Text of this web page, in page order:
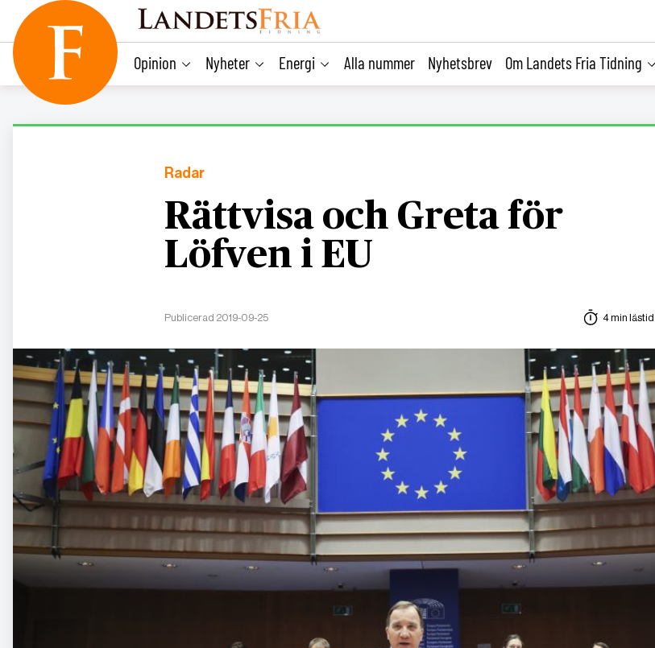
content
Opinion Nyheter Energi Alla nummer Nyhetsbrev Om Landets Fria Tidning
Radar
Rättvisa och Greta för
Löfven i EU
Publicerad 2019-09-25 4 min lästid